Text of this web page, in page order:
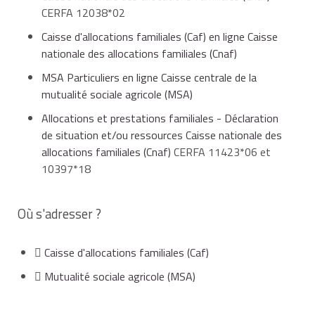
Cerfa 12038*02
Accéder au formulaire
Caisse nationale des allocations familiales (Cnaf)
CERFA 12038*02
Caisse d'allocations familiales (Caf) en ligne Caisse
nationale des allocations familiales (Cnaf)
MSA Particuliers en ligne Caisse centrale de la
mutualité sociale agricole (MSA)
Allocations et prestations familiales - Déclaration
de situation et/ou ressources Caisse nationale des
allocations familiales (Cnaf) CERFA 11423*06 et
10397*18
Où s'adresser ?
Caisse d'allocations familiales (Caf)
Mutualité sociale agricole (MSA)